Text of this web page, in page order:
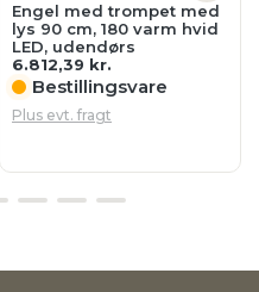
Engel med trompet med
lys 90 cm, 180 varm hvid
LED, udendørs
6.812,39 kr.
Bestillingsvare
Plus evt. fragt